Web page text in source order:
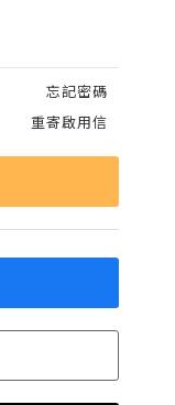
忘記密碼
重寄啟用信